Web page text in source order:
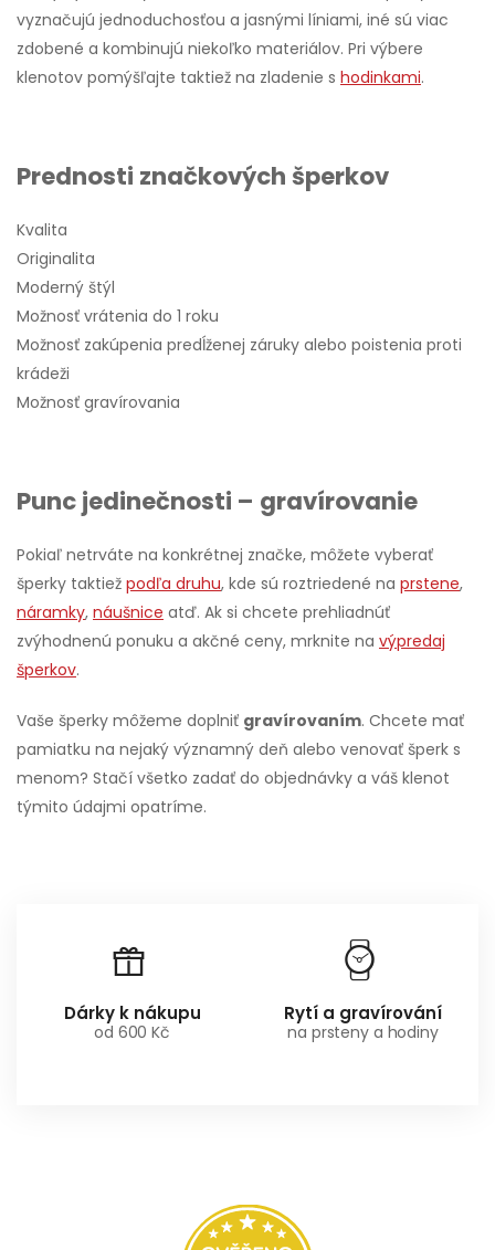
vyznačujú jednoduchosťou a jasnými líniami, iné sú viac
zdobené a kombinujú niekoľko materiálov. Pri výbere
klenotov pomýšľajte taktiež na zladenie s hodinkami.
Prednosti značkových šperkov
Kvalita
Originalita
Moderný štýl
Možnosť vrátenia do 1 roku
Možnosť zakúpenia predĺženej záruky alebo poistenia proti
krádeži
Možnosť gravírovania
Punc jedinečnosti – gravírovanie
Pokiaľ netrváte na konkrétnej značke, môžete vyberať
šperky taktiež podľa druhu, kde sú roztriedené na prstene,
náramky, náušnice atď. Ak si chcete prehliadnúť
zvýhodnenú ponuku a akčné ceny, mrknite na výpredaj
šperkov.
Vaše šperky môžeme doplniť gravírovaním. Chcete mať
pamiatku na nejaký významný deň alebo venovať šperk s
menom? Stačí všetko zadať do objednávky a váš klenot
týmito údajmi opatríme.
Rytí a gravírování
na prsteny a hodiny
Hodinářský servis
na našich
prodejnách